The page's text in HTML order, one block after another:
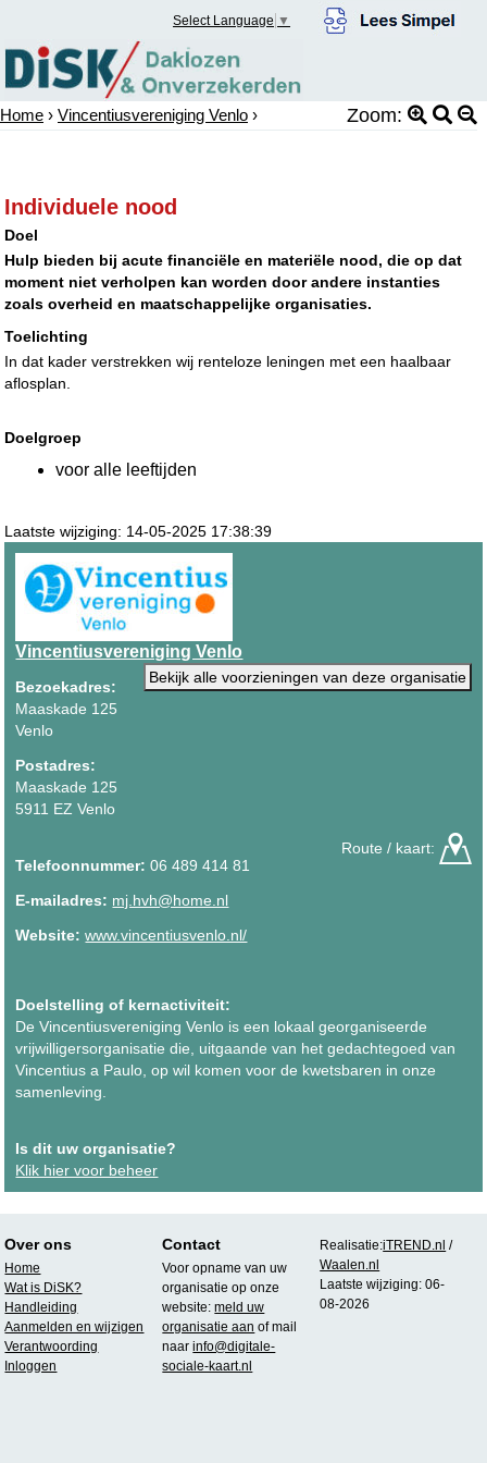
Select Language ▼
Home › Vincentiusvereniging Venlo › Zoom:
Individuele nood
Doel
Hulp bieden bij acute financiële en materiële nood, die op dat
moment niet verholpen kan worden door andere instanties
zoals overheid en maatschappelijke organisaties.
Toelichting
In dat kader verstrekken wij renteloze leningen met een haalbaar
aflosplan.
Doelgroep
voor alle leeftijden
Laatste wijziging: 14-05-2025 17:38:39
Vincentiusvereniging Venlo
Bekijk alle voorzieningen van deze organisatie
Bezoekadres:
Maaskade 125
Venlo
Postadres:
Maaskade 125
5911 EZ Venlo
Route / kaart:
Telefoonnummer: 06 489 414 81
E-mailadres: mj.hvh@home.nl
Website: www.vincentiusvenlo.nl/
Doelstelling of kernactiviteit:
De Vincentiusvereniging Venlo is een lokaal georganiseerde
vrijwilligersorganisatie die, uitgaande van het gedachtegoed van
Vincentius a Paulo, op wil komen voor de kwetsbaren in onze
samenleving.
Is dit uw organisatie?
Klik hier voor beheer
Over ons
Home
Wat is DiSK?
Handleiding
Aanmelden en wijzigen
Verantwoording
Inloggen
Contact
Voor opname van uw
organisatie op onze
website:meld uw
organisatie aan of mail
naarinfo@digitale-
sociale-kaart.nl
Realisatie:iTREND.nl /
Waalen.nl
Laatste wijziging: 06-
08-2026